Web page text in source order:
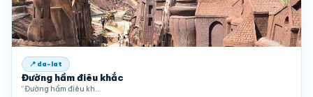
📍 da-lat
Đường hầm điêu khắc
“Đường hầm điêu kh…